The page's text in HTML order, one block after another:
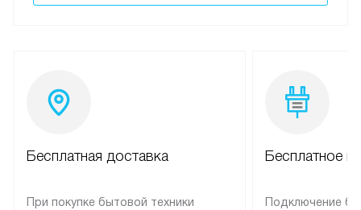
Бесплатная доставка
При покупке бытовой техники
Бесплатное
Подключение